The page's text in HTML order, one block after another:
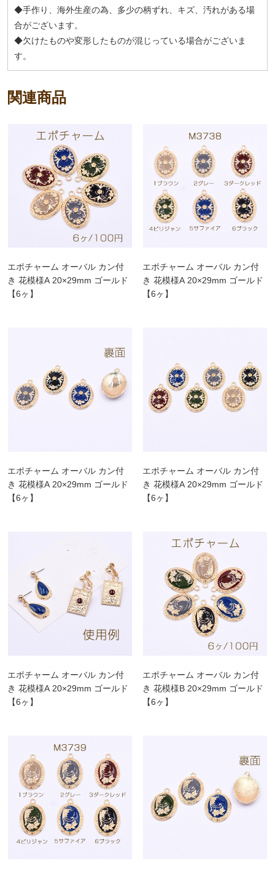
◆手作り、海外生産の為、多少の柄ずれ、キズ、汚れがある場
合がございます。
◆欠けたものや変形したものが混じっている場合がございま
す。
関連商品
エポチャーム オーバル カン付
き 花模様A 20×29mm ゴールド
【6ヶ】
エポチャーム オーバル カン付
き 花模様A 20×29mm ゴールド
【6ヶ】
エポチャーム オーバル カン付
き 花模様A 20×29mm ゴールド
【6ヶ】
エポチャーム オーバル カン付
き 花模様A 20×29mm ゴールド
【6ヶ】
エポチャーム オーバル カン付
き 花模様A 20×29mm ゴールド
【6ヶ】
エポチャーム オーバル カン付
き 花模様B 20×29mm ゴールド
【6ヶ】